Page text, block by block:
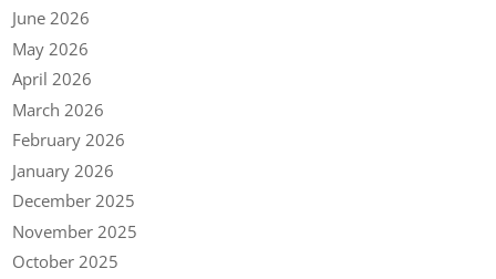
June 2026
May 2026
April 2026
March 2026
February 2026
January 2026
December 2025
November 2025
October 2025